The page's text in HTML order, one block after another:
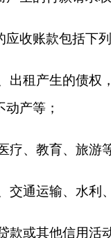
应收账款包括下列
出租产生的债
产等；
疗、教育、旅游
交通运输、水
款或其他信用活